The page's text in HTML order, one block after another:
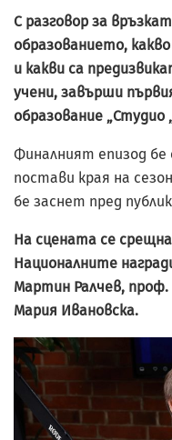
С разговор за
образованието,
и какви са
учени, завърши
образование „Студио
Финалният епизод
постави края на
бе заснет пред
На сцената се
Националните
Мартин Ралчев,
Мария Ивановска.